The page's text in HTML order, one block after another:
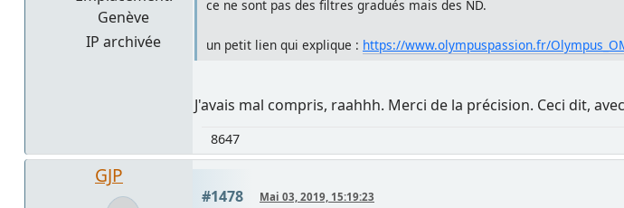
Genève
IP archivée
ce ne sont pas des filtres gradués mais des ND.
un petit lien qui explique : https://www.olympuspassion.fr/
J'avais mal compris, raahhh. Merci de la précision. Ceci dit,
8647
GJP
#1478 Mai 03, 2019, 15:19:23